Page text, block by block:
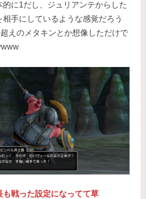
に1だし、ジュリアンテからした
相手にしているような感覚だろう
えのメタキンとか想像しただけで
も戦った設定になってて草